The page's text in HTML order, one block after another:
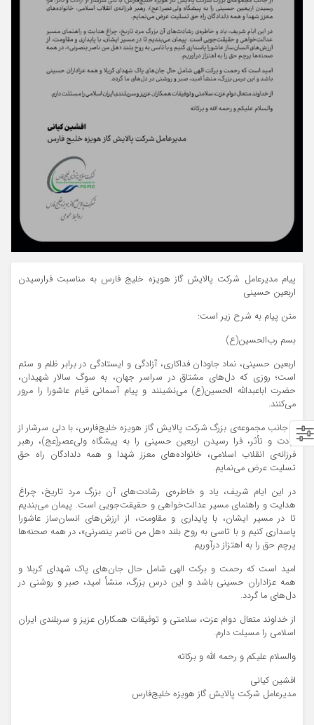
پیام مدیرعامل شرکت پالایش گاز هویزه خلیج فارس به مناسبت فرارسیدن
اربعین حسینی
متن پیام به شرح زیر است:
بسم رب‌الحسین(ع)
اربعین حسینی، نماد جاودان فداکاری، آزادگی و ایستادگی در برابر ظلم و ستم
است؛ روزی که دل‌های مشتاق در سراسر جهان، به سوگ سالار شهیدان،
حضرت اباعبدالله الحسین(ع) می‌نشینند و پیام آسمانی قیام عاشورا را مرور
می‌کنند.
از جانب مجموعه‌ی بزرگ شرکت پالایش گاز هویزه خلیج‌فارس، با دلی سرشار از
ارادت و تأثر، فرا رسیدن اربعین حسینی را به پیشگاه ولی‌عصر(عج)، رهبر
فرزانه‌ی انقلاب اسلامی، خانواده‌های معزز شهدا و همه دلدادگان راه حق
تسلیت عرض می‌نمایم.
در این ایام شریف، یاد و خاطره‌ی رشادت‌های آن بزرگ مرد تاریخ، چراغ
هدایت و راهنمای مسیر عدالت‌خواهی و حقیقت‌جویی است. پیمان می‌بندیم
تا در مسیر ایشان، با پایداری و مقاومت، از ارزش‌های انسان‌ساز عاشورا
پاسداری کنیم و با تاسی به روح بلند «هل من ناصر ینصرنی»، در همه صحنه‌ها
پرچم حق را به اهتزاز درآوریم.
امید است که رحمت و برکت الهی شامل حال جان‌های پاک شهدای کربلا و
همه عزاداران حسینی باشد و این درس بزرگ، منشأ امید، صبر و روشنی در
دل‌های ما گردد.
از خداوند متعال دوام عزت، سلامتی و توفیقات همکاران عزیز و سربلندی ایران
اسلامی را مسیلت دارم.
والسلام علیکم و رحمه الله و برکاته
افشین کیانی
مدیرعامل شرکت پالایش گاز هویزه خلیج‌فارس